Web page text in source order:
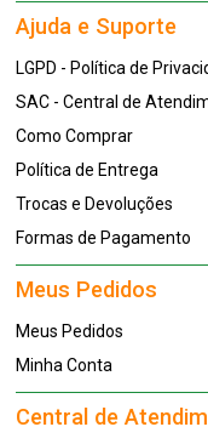
Ajuda e Suporte
LGPD - Política de
SAC - Central de
Como Comprar
Política de Entrega
Trocas e Devoluções
Formas de Pagamento
Meus Pedidos
Meus Pedidos
Minha Conta
Central de